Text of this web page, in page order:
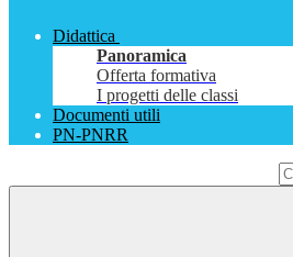
Didattica
Panoramica
Offerta formativa
I progetti delle classi
Documenti utili
PN-PNRR